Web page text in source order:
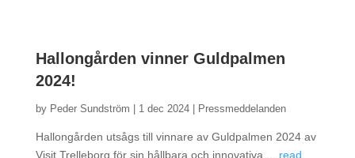
Hallongården vinner Guldpalmen
2024!
by Peder Sundström 1 dec 2024 | Pressmeddelanden
Hallongården utsågs till vinnare av Guldpalmen 2024 av
Visit Trelleborg för sin hållbara och innovativa ... read